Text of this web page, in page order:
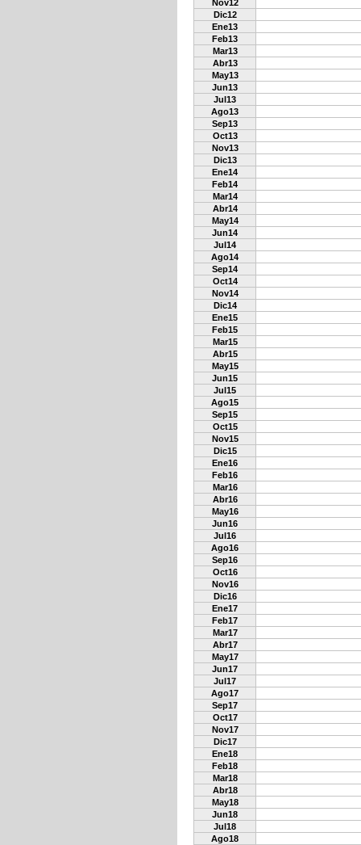
Nov12
Dic12
Ene13
Feb13
Mar13
Abr13
May13
Jun13
Jul13
Ago13
Sep13
Oct13
Nov13
Dic13
Ene14
Feb14
Mar14
Abr14
May14
Jun14
Jul14
Ago14
Sep14
Oct14
Nov14
Dic14
Ene15
Feb15
Mar15
Abr15
May15
Jun15
Jul15
Ago15
Sep15
Oct15
Nov15
Dic15
Ene16
Feb16
Mar16
Abr16
May16
Jun16
Jul16
Ago16
Sep16
Oct16
Nov16
Dic16
Ene17
Feb17
Mar17
Abr17
May17
Jun17
Jul17
Ago17
Sep17
Oct17
Nov17
Dic17
Ene18
Feb18
Mar18
Abr18
May18
Jun18
Jul18
Ago18